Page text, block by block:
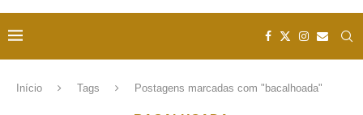
Início Tags Postagens marcadas com "bacalhoada"